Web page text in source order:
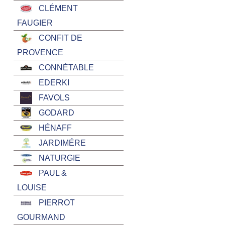
CLÉMENT
FAUGIER
CONFIT DE
PROVENCE
CONNÉTABLE
EDERKI
FAVOLS
GODARD
HÉNAFF
JARDIMÉRE
NATURGIE
PAUL &
LOUISE
PIERROT
GOURMAND